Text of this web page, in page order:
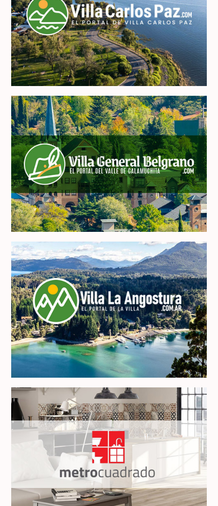
VillaCarlosPaz.com
VillaGeneralBelgrano.com
VillaLaAngostura.com.ar
Metro Cuadrado SN